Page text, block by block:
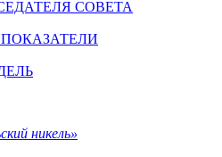
СОВЕТА
никель»